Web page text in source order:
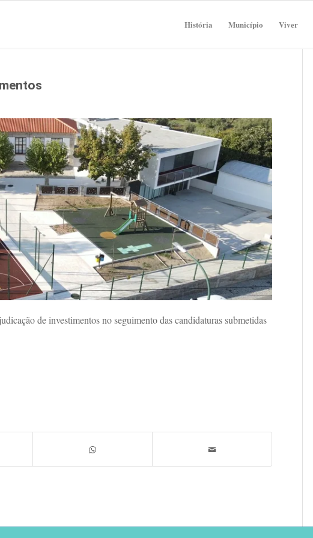
História Município Viver
de investimentos no seguimento das candidaturas submetidas